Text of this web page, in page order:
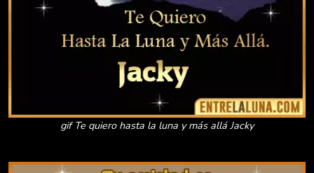
gif Te quiero hasta la luna y más allá Jacky